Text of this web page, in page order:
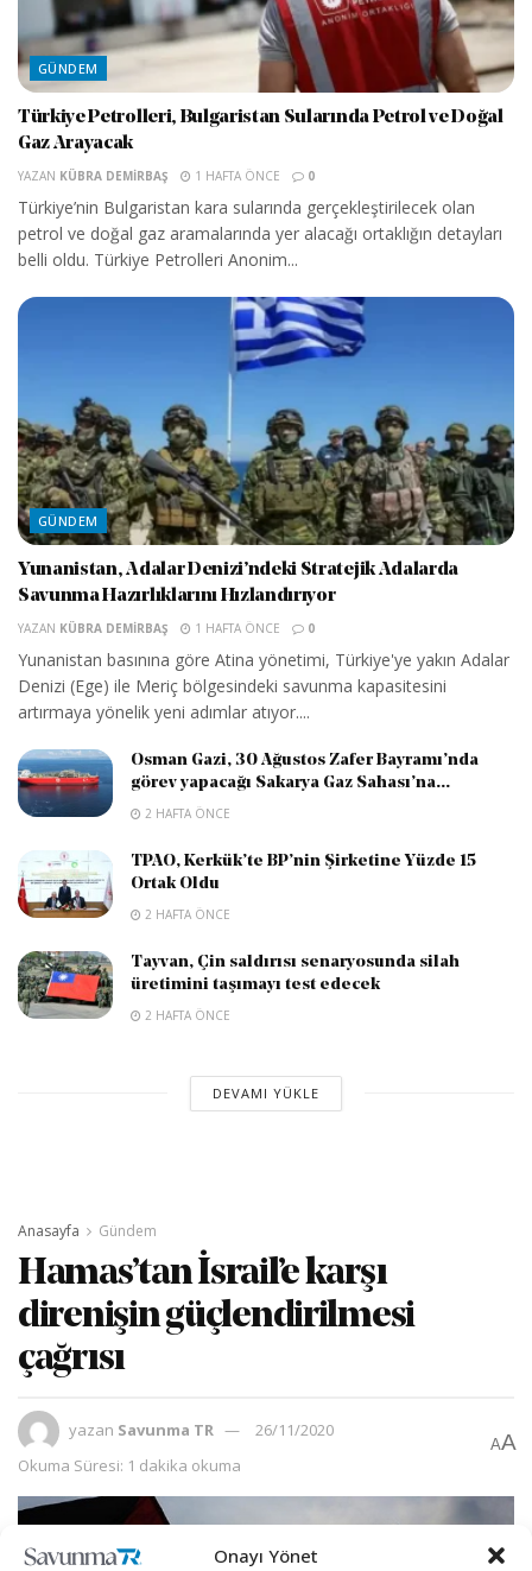
Onayı Yönet
GÜNDEM
Türkiye Petrolleri, Bulgaristan Sularında Petrol ve Doğal
Gaz Arayacak
YAZAN KÜBRA DEMIRBAŞ 1 HAFTA ÖNCE 0
Türkiye’nin Bulgaristan kara sularında gerçekleştirilecek olan
petrol ve doğal gaz aramalarında yer alacağı ortaklığın detayları
belli oldu. Türkiye Petrolleri Anonim...
GÜNDEM
Yunanistan, Adalar Denizi’ndeki Stratejik Adalarda
Savunma Hazırlıklarını Hızlandırıyor
YAZAN KÜBRA DEMIRBAŞ 1 HAFTA ÖNCE 0
Yunanistan basınına göre Atina yönetimi, Türkiye'ye yakın Adalar
Denizi (Ege) ile Meriç bölgesindeki savunma kapasitesini
artırmaya yönelik yeni adımlar atıyor....
Osman Gazi, 30 Ağustos Zafer Bayramı’nda
görev yapacağı Sakarya Gaz Sahası’na...
2 HAFTA ÖNCE
TPAO, Kerkük’te BP’nin Şirketine Yüzde 15
Ortak Oldu
2 HAFTA ÖNCE
Tayvan, Çin saldırısı senaryosunda silah
üretimini taşımayı test edecek
2 HAFTA ÖNCE
DEVAMI YÜKLE
Anasayfa Gündem
Hamas’tan İsrail’e karşı
direnişin güçlendirilmesi
çağrısı
yazan Savunma TR
26/11/2020
Okuma Süresi: 1 dakika okuma
AA